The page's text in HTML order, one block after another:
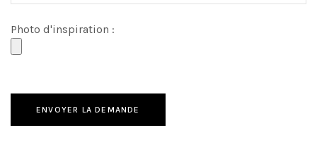
Photo d'inspiration :
ENVOYER LA DEMANDE